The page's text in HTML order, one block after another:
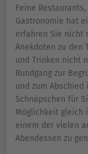
Feine
Gastronomie hat
erfahren Sie nicht
Anekdoten zu den
und Trinken nicht
Rundgang zur
und zum
Schnäpschen für
Möglichkeit gleich
einem der vielen
Abendessen zu